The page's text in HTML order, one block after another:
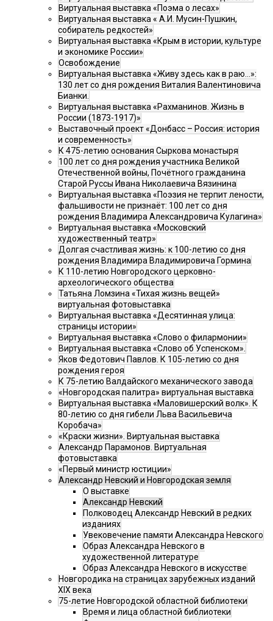
Виртуальная выставка «Поэма о лесах»
Виртуальная выставка « А.И. Мусин-Пушкин,
собиратель редкостей»
Виртуальная выставка «Крым в истории, культуре
и экономике России»
Освобождение
Виртуальная выставка «Живу здесь как в раю…»:
130 лет со дня рождения Виталия Валентиновича
Бианки.
Виртуальная выставка «Рахманинов. Жизнь в
России (1873-1917)»
Выставочный проект «Донбасс – Россия: история
и современность»
К 475-летию основания Сыркова монастыря
100 лет со дня рождения участника Великой
Отечественной войны, Почётного гражданина
Старой Руссы Ивана Николаевича Вязинина
Виртуальная выставка «Поэзия не терпит лености,
фальшивости не признаёт: 100 лет со дня
рождения Владимира Александровича Кулагина»
Виртуальная выставка «Московский
художественный театр»
Долгая счастливая жизнь: к 100-летию со дня
рождения Владимира Владимировича Гормина
К 110-летию Новгородского церковно-
археологического общества
Татьяна Ломзина «Тихая жизнь вещей»
виртуальная фотовыставка
Виртуальная выставка «Десятинная улица:
страницы истории»
Виртуальная выставка «Слово о филармонии»
Виртуальная выставка «Слово об Успенском».
Яков Федотович Павлов. К 105-летию со дня
рождения героя
К 75-летию Валдайского механического завода
«Новгородская палитра» виртуальная выставка
Виртуальная выставка «Маловишерский волк». К
80-летию со дня гибели Льва Васильевича
Коробача»
«Краски жизни». Виртуальная выставка
Александр Парамонов. Виртуальная
фотовыставка
«Первый министр юстиции»
Александр Невский и Новгородская земля
О выставке
Александр Невский
Полководец Александр Невский в редких
изданиях
Увековечение памяти Александра Невского
Образ Александра Невского в
художественной литературе
Образ Александра Невского в искусстве
Новгородика на страницах зарубежных изданий
XIX века
75-летие Новгородской областной библиотеки
Время и лица областной библиотеки